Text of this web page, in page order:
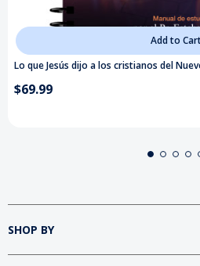
Add to
Lo que Jesús dijo a los cristianos del
$69.99
SHOP BY